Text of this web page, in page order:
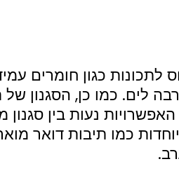
כגון חומרים
לים. כמו כן, הסגנון
נעות בין סגנון
כמו תיבות דואר